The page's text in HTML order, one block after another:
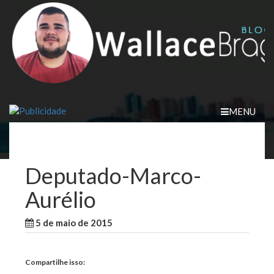
content
MENU
Deputado-Marco-
Aurélio
5 de maio de 2015
Compartilhe isso: